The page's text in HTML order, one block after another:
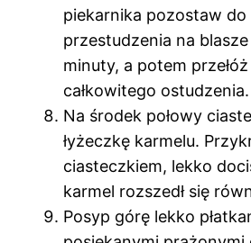
piekarnika pozostaw do
przestudzenia na
minuty, a potem
całkowitego ostudzenia.
Na środek połowy
łyżeczkę karmelu.
ciasteczkiem, lekko
karmel rozszedł się
Posyp górę lekko